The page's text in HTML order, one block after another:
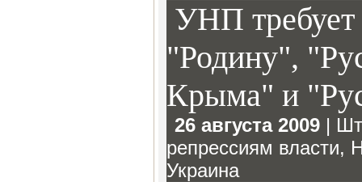
УНП требует
"Родину",
Крыма" и
26 августа 2009 |
репрессиям власти,
Украина